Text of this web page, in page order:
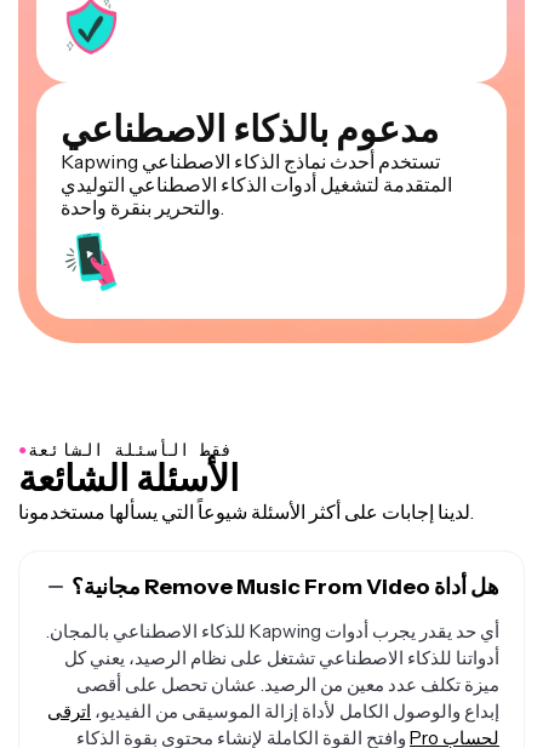
مدعوم بالذكاء الاصطناعي
Kapwing تستخدم أحدث نماذج الذكاء الاصطناعي
المتقدمة لتشغيل أدوات الذكاء الاصطناعي التوليدي
●فقط الأسئلة الشائعة
الأسئلة الشائعة
هل أداة Remove Music From Video مجانية؟
أي حد يقدر يجرب أدوات Kapwing للذكاء الاصطناعي بالمجان.
أدواتنا للذكاء الاصطناعي تشتغل على نظام الرصيد، يعني كل
ميزة تكلف عدد معين من الرصيد. عشان تحصل على أقصى
إبداع والوصول الكامل لأداة إزالة الموسيقى من الفيديو، اترقى
لحساب Pro
وافتح القوة الكاملة لإنشاء محتوى بقوة الذكاء